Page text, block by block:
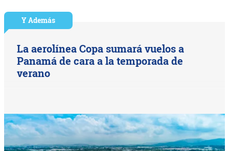
Y Además
La aerolínea Copa sumará vuelos a
Panamá de cara a la temporada de
verano